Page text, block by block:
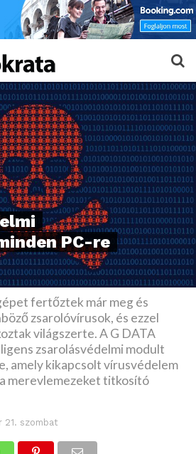
PC-re
fertőztek már meg és
zsarolóvírusok, és ezzel
világszerte. A G DATA
zsarolásvédelmi modult
amely kikapcsolt vírusvédelem
merevlemezeket titkosító
21. szombat